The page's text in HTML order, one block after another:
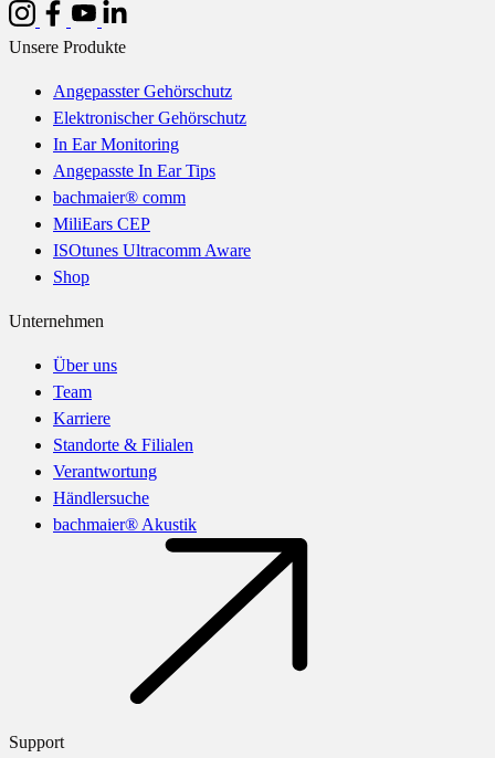
Unsere Produkte
Angepasster Gehörschutz
Elektronischer Gehörschutz
In Ear Monitoring
Angepasste In Ear Tips
bachmaier® comm
MiliEars CEP
ISOtunes Ultracomm Aware
Shop
Unternehmen
Über uns
Team
Karriere
Standorte & Filialen
Verantwortung
Händlersuche
bachmaier® Akustik
Support